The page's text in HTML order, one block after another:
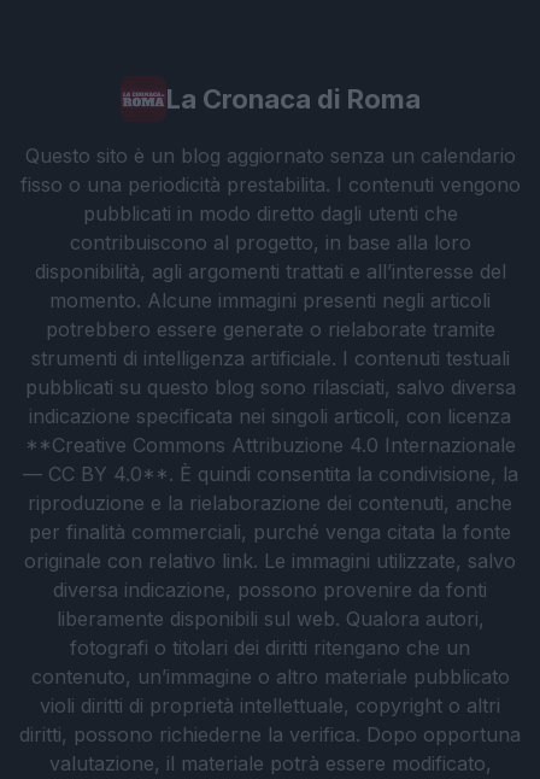
La Cronaca di Roma
Questo sito è un blog aggiornato senza un calendario
fisso o una periodicità prestabilita. I contenuti vengono
pubblicati in modo diretto dagli utenti che
contribuiscono al progetto, in base alla loro
disponibilità, agli argomenti trattati e all’interesse del
momento. Alcune immagini presenti negli articoli
potrebbero essere generate o rielaborate tramite
strumenti di intelligenza artificiale. I contenuti testuali
pubblicati su questo blog sono rilasciati, salvo diversa
indicazione specificata nei singoli articoli, con licenza
**Creative Commons Attribuzione 4.0 Internazionale
— CC BY 4.0**. È quindi consentita la condivisione, la
riproduzione e la rielaborazione dei contenuti, anche
per finalità commerciali, purché venga citata la fonte
originale con relativo link. Le immagini utilizzate, salvo
diversa indicazione, possono provenire da fonti
liberamente disponibili sul web. Qualora autori,
fotografi o titolari dei diritti ritengano che un
contenuto, un’immagine o altro materiale pubblicato
violi diritti di proprietà intellettuale, copyright o altri
diritti, possono richiederne la verifica. Dopo opportuna
valutazione, il materiale potrà essere modificato,